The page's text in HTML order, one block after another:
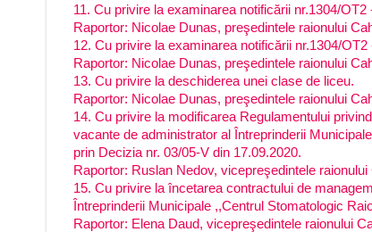
11. Cu privire la examinarea notificării nr.1304/
Raportor: Nicolae Dunas, preşedintele raionului
12. Cu privire la examinarea notificării nr.1304/
Raportor: Nicolae Dunas, preşedintele raionului
13. Cu privire la deschiderea unei clase de liceu.
Raportor: Nicolae Dunas, preşedintele raionului
14. Cu privire la modificarea Regulamentului
vacante de administrator al Întreprinderii
prin Decizia nr. 03/05-V din 17.09.2020.
Raportor: Ruslan Nedov, vicepreşedintele raionului
15. Сu privire la încetarea contractului de
Întrеprindегii Municipale ,,Centrul Stomatologic
Raportor: Elena Daud, vicepreşedintele raionului